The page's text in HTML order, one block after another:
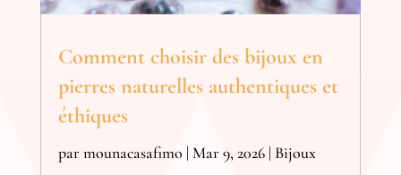
Comment choisir des bijoux en
pierres naturelles authentiques et
éthiques
parmounacasafimo | Mar 9, 2026| Bijoux